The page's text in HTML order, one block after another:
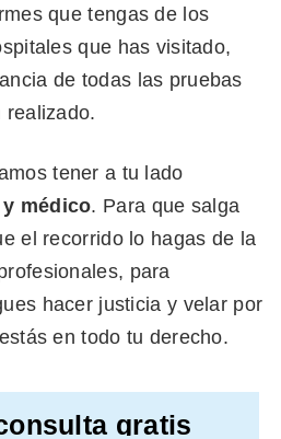
que tengas de los
que has visitado,
de todas las pruebas
realizado.
tener a tu lado
médico. Para que salga
el recorrido lo hagas de la
para
hacer justicia y velar por
en todo tu derecho.
gratis